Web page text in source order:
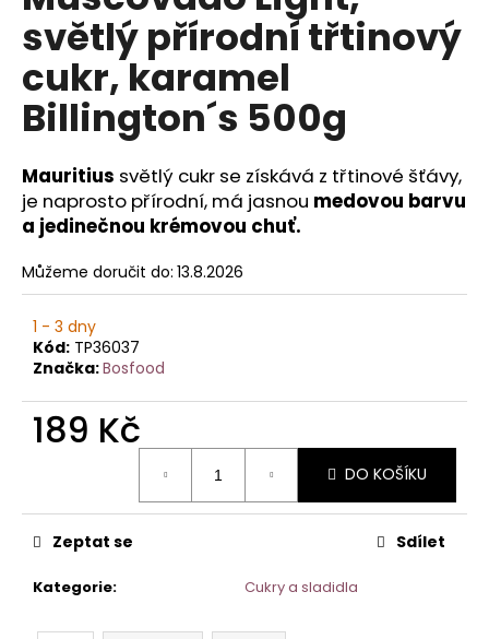
z
5
hvězdiček.
světlý přírodní třtinový
cukr, karamel
Billington´s 500g
Mauritius světlý cukr se získává z třtinové šťávy,
je naprosto přírodní, má jasnou medovou barvu
a jedinečnou krémovou chuť.
Můžeme doručit do: 13.8.2026
1 - 3 dny
Kód: TP36037
Značka:Bosfood
189 Kč
DO KOŠÍKU
Kategorie: Cukry a sladidla
Zeptat se Sdílet
a
j
í
t
?
D
o
p
o
u
m